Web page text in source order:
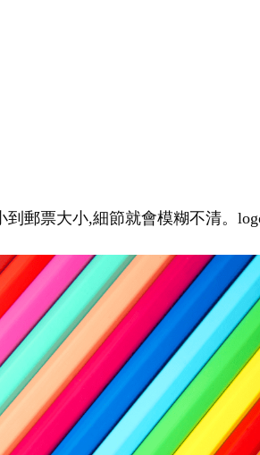
郵票大小,細節就會模糊不清。